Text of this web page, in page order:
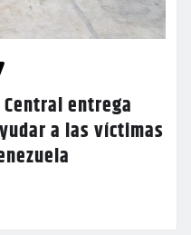
entrega
a las víctimas